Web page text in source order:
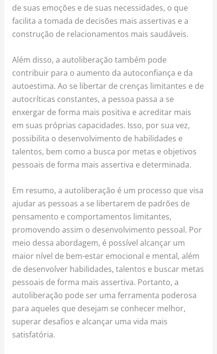
de suas emoções e de suas necessidades, o que
facilita a tomada de decisões mais assertivas e a
construção de relacionamentos mais saudáveis.
Além disso, a autoliberação também pode
contribuir para o aumento da autoconfiança e da
autoestima. Ao se libertar de crenças limitantes e de
autocríticas constantes, a pessoa passa a se
enxergar de forma mais positiva e acreditar mais
em suas próprias capacidades. Isso, por sua vez,
possibilita o desenvolvimento de habilidades e
talentos, bem como a busca por metas e objetivos
pessoais de forma mais assertiva e determinada.
Em resumo, a autoliberação é um processo que visa
ajudar as pessoas a se libertarem de padrões de
pensamento e comportamentos limitantes,
promovendo assim o desenvolvimento pessoal. Por
meio dessa abordagem, é possível alcançar um
maior nível de bem-estar emocional e mental, além
de desenvolver habilidades, talentos e buscar metas
pessoais de forma mais assertiva. Portanto, a
autoliberação pode ser uma ferramenta poderosa
para aqueles que desejam se conhecer melhor,
superar desafios e alcançar uma vida mais
satisfatória.